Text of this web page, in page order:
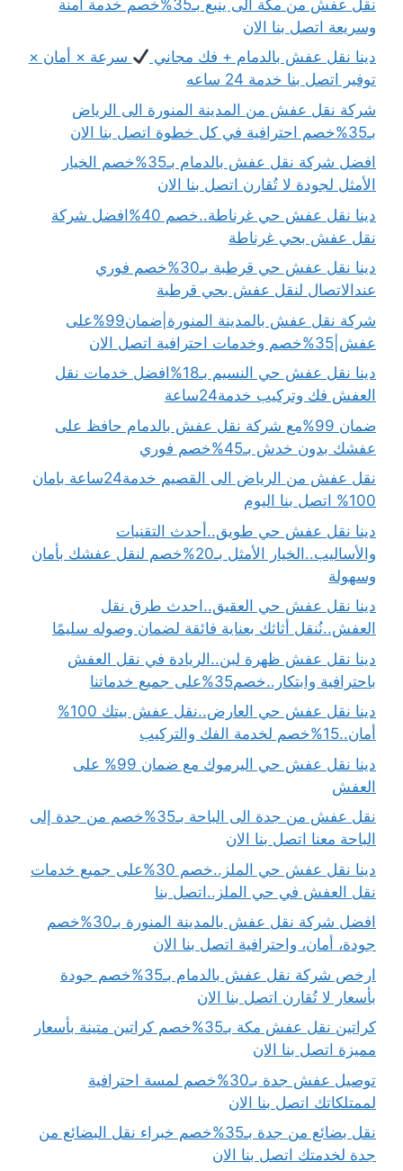
نقل عفش من مكة الى ينبع بـ35%خصم خدمة آمنة
وسريعة اتصل بنا الان
دينا نقل عفش بالدمام + فك مجاني
سرعة × أمان ×
توفير اتصل بنا خدمة 24 ساعه
شركة نقل عفش من المدينة المنورة الى الرياض
بـ35%خصم احترافية في كل خطوة اتصل بنا الان
افضل شركة نقل عفش بالدمام بـ35%خصم الخيار
الأمثل لجودة لا تُقارن اتصل بنا الان
دينا نقل عفش حي غرناطة..خصم 40%افضل شركة
نقل عفش بحي غرناطة
دينا نقل عفش حي قرطبة بـ30%خصم فوري
عندالاتصال لنقل عفش بحي قرطبة
شركة نقل عفش بالمدينة المنورة|ضمان99%على
عفش|35%خصم وخدمات احترافية اتصل الان
دينا نقل عفش حي النسيم بـ18%افضل خدمات نقل
العفش فك وتركيب خدمة24ساعة
ضمان 99%مع شركة نقل عفش بالدمام حافظ على
عفشك بدون خدش بـ45%خصم فوري
نقل عفش من الرياض الى القصيم خدمة24ساعة بامان
100% اتصل بنا اليوم
دينا نقل عفش حي طويق..أحدث التقنيات
والأساليب..الخيار الأمثل بـ20%خصم لنقل عفشك بأمان
وسهولة
دينا نقل عفش حي العقيق..احدث طرق نقل
العفش..نُنقل أثاثك بعناية فائقة لضمان وصوله سليمًا
دينا نقل عفش ظهرة لبن..الريادة في نقل العفش
باحترافية وابتكار..خصم35%على جميع خدماتنا
دينا نقل عفش حي العارض..نقل عفش بيتك 100%
أمان..15%خصم لخدمة الفك والتركيب
دينا نقل عفش حي اليرموك مع ضمان 99% على
العفش
نقل عفش من جدة الى الباحة بـ35%خصم من جدة إلى
الباحة معنا اتصل بنا الان
دينا نقل عفش حي الملز..خصم 30%على جميع خدمات
نقل العفش في حي الملز..اتصل بنا
افضل شركة نقل عفش بالمدينة المنورة بـ30%خصم
جودة، أمان، واحترافية اتصل بنا الان
ارخص شركة نقل عفش بالدمام بـ35%خصم جودة
بأسعار لا تُقارن اتصل بنا الان
كراتين نقل عفش مكة بـ35%خصم كراتين متينة بأسعار
مميزة اتصل بنا الان
توصيل عفش جدة بـ30%خصم لمسة احترافية
لممتلكاتك اتصل بنا الان
نقل بضائع من جدة بـ35%خصم خبراء نقل البضائع من
جدة لخدمتك اتصل بنا الان